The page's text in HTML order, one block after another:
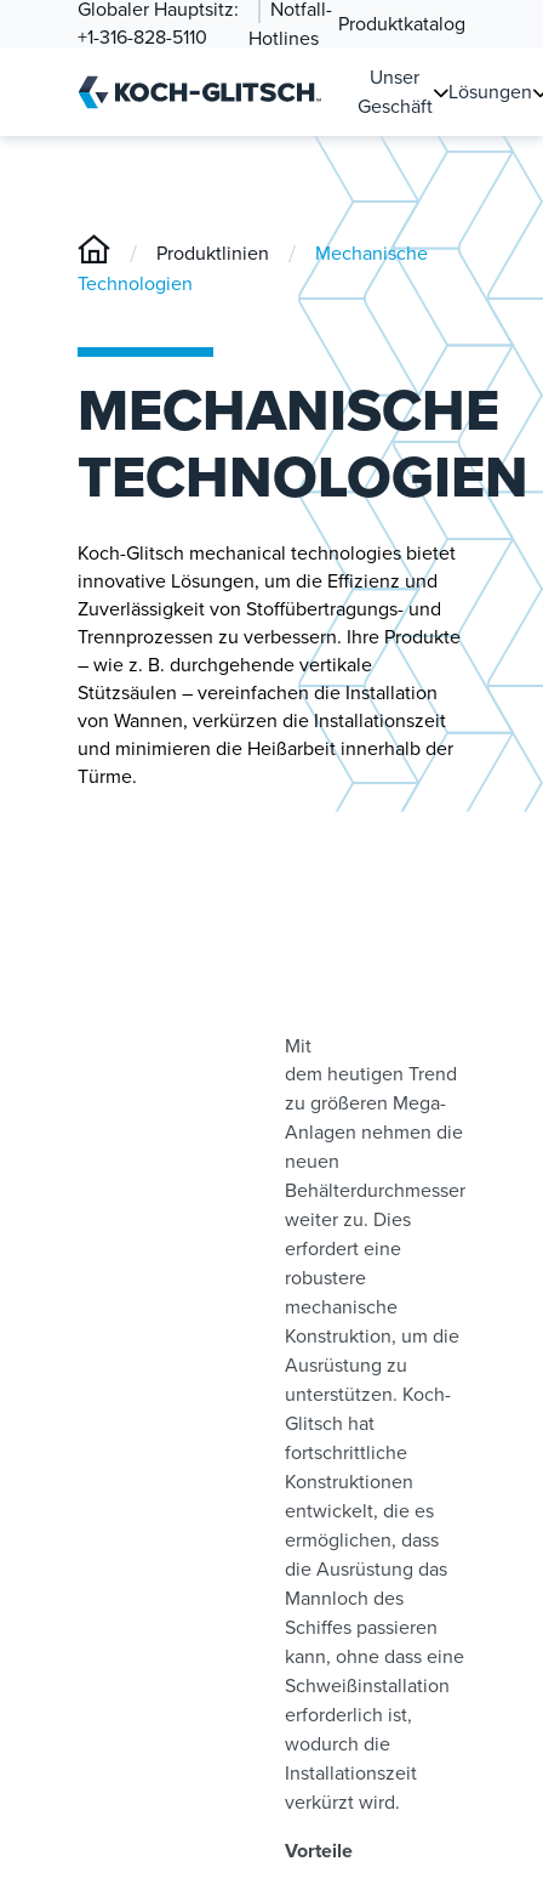
Globaler Hauptsitz:
+1-316-828-5110
Notfall-
Hotlines
Produktkatalog
Unser
Geschäft
Lösungen
/ Produktlinien /
Mechanische
Technologien
MECHANISCHE
TECHNOLOGIEN
Koch-Glitsch mechanical technologies bietet
innovative Lösungen, um die Effizienz und
Zuverlässigkeit von Stoffübertragungs- und
Trennprozessen zu verbessern. Ihre Produkte
– wie z. B. durchgehende vertikale
Stützsäulen – vereinfachen die Installation
von Wannen, verkürzen die Installationszeit
und minimieren die Heißarbeit innerhalb der
Türme.
Mit
dem heutigen Trend
zu größeren Mega-
Anlagen nehmen die
neuen
Behälterdurchmesser
weiter zu. Dies
erfordert eine
robustere
mechanische
Konstruktion, um die
Ausrüstung zu
unterstützen. Koch-
Glitsch hat
fortschrittliche
Konstruktionen
entwickelt, die es
ermöglichen, dass
die Ausrüstung das
Mannloch des
Schiffes passieren
kann, ohne dass eine
Schweißinstallation
erforderlich ist,
wodurch die
Installationszeit
verkürzt wird.
Vorteile